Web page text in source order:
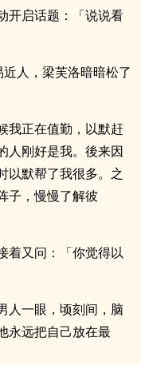
开启话题：「说说看
人，梁芙洛暗暗松了
我正在值勤，以默赶
人刚好是我。後来因
以默帮了我很多。之
子，慢慢了解彼
着又问：「你觉得以
人一眼，顷刻间，脑
永远把自己放在最